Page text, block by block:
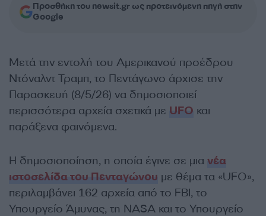
Προσθήκη του newsit.gr ως προτεινόμενη πηγή στην
Google
Μετά την εντολή του Αμερικανού προέδρου
Ντόναλντ Τραμπ, το Πεντάγωνο άρχισε την
Παρασκευή (8/5/26) να δημοσιοποιεί
περισσότερα αρχεία σχετικά με UFO και
παράξενα φαινόμενα.
Η δημοσιοποίηση, η οποία έγινε σε μια νέα
ιστοσελίδα του Πενταγώνου με θέμα τα «UFO»,
περιλαμβάνει 162 αρχεία από το FBI, το
Υπουργείο Άμυνας, τη NASA και το Υπουργείο